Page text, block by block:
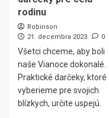
rodinu
Robinson
21. decembra 2023
0
Všetci chceme, aby boli
naše Vianoce dokonalé.
Praktické darčeky, ktoré
vyberieme pre svojich
blízkych, určite uspejú.